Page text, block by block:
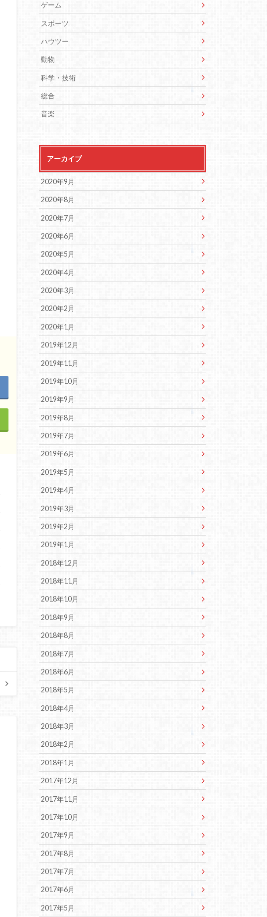
ゲーム
スポーツ
ハウツー
動物
科学・技術
総合
音楽
アーカイブ
2020年9月
2020年8月
2020年7月
2020年6月
2020年5月
2020年4月
2020年3月
2020年2月
2020年1月
2019年12月
2019年11月
2019年10月
2019年9月
2019年8月
2019年7月
2019年6月
2019年5月
2019年4月
2019年3月
2019年2月
2019年1月
2018年12月
2018年11月
2018年10月
2018年9月
2018年8月
2018年7月
2018年6月
2018年5月
2018年4月
2018年3月
2018年2月
2018年1月
2017年12月
2017年11月
2017年10月
2017年9月
2017年8月
2017年7月
2017年6月
2017年5月